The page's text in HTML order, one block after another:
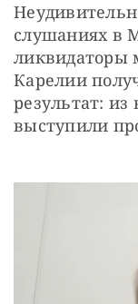
слушаниях в
ликвидаторы
Карелии
результат:
выступили